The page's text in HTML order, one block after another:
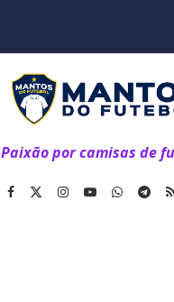
Paixão por camisas de